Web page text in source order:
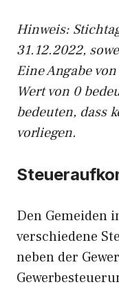
Hinweis:
31.12.2022,
Eine Angabe
Wert von 0
bedeuten, dass
vorliegen.
Den Gemeiden
verschiedene
neben der